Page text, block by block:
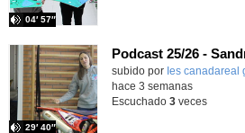
04′ 57″
subido por Ies canadareal
29′ 40″
hace 3 semanas
Escuchado 3veces